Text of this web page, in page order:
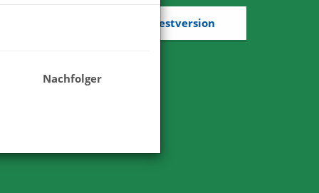
Nachfolger
Kostenlose Testversion